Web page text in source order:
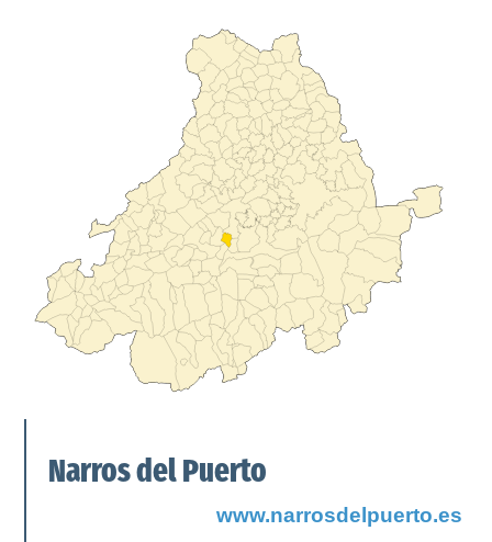
Narros del Puerto
www.narrosdelpuerto.es